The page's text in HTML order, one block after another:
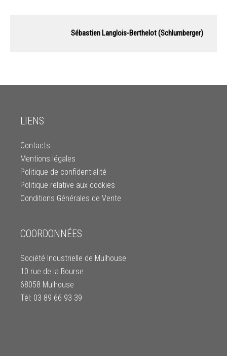
Sébastien Langlois-Berthelot (Schlumberger)
LIENS
Contacts
Mentions légales
Politique de confidentialité
Politique relative aux cookies
Conditions Générales de Vente
COORDONNÉES
Société Industrielle de Mulhouse
10 rue de la Bourse
68058 Mulhouse
Tél: 03 89 66 93 39